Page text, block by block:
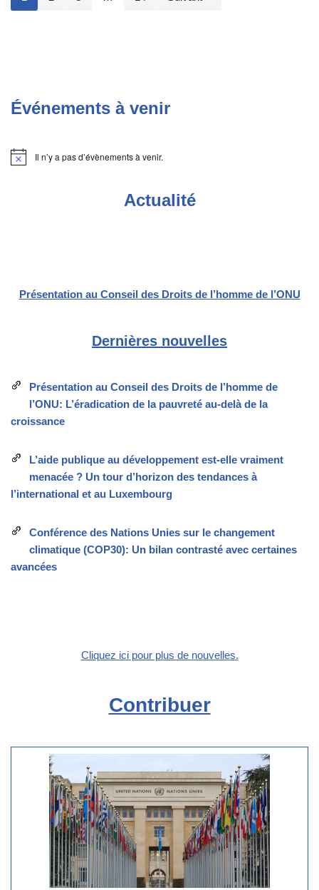
Événements à venir
Notice Il n’y a pas d’évènements à venir.
Actualité
Présentation au Conseil des Droits de l’homme de l’ONU
Dernières nouvelles
Présentation au Conseil des Droits de l’homme de
l’ONU: L’éradication de la pauvreté au-delà de la
croissance
L’aide publique au développement est-elle vraiment
menacée ? Un tour d’horizon des tendances à
l’international et au Luxembourg
Conférence des Nations Unies sur le changement
climatique (COP30): Un bilan contrasté avec certaines
avancées
Cliquez ici pour plus de nouvelles.
Contribuer